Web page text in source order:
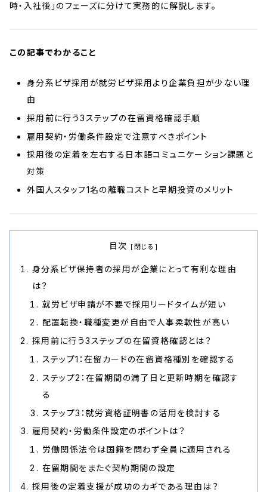
時・入社後」のフェーズに分けて実務的に解説します。
この記事でわかること
身分系ビザ採用が就労ビザ採用より企業負担が少ない理
由
採用前に行う3ステップの在留資格確認手順
雇用契約・労働条件設定で注意すべきポイント
採用後の定着を左右する日本語コミュニケーション課題と
対策
外国人スタッフ1名の離職コストと早期投資のメリット
目次
身分系ビザ保持者の採用が企業にとって有利な理由
は？
就労ビザ申請が不要で採用リードタイムが短い
配置転換・職種変更が自由で人事柔軟性が高い
採用前に行う3ステップの在留資格確認とは？
ステップ1：在留カードの在留資格種別を確認する
ステップ2：在留期間の満了日と更新時期を確認す
る
ステップ3：就労資格証明書の活用を検討する
雇用契約・労働条件設定のポイントは？
労働関係法令は国籍を問わず全員に適用される
在留期間をまたぐ契約期間の設定
採用後の定着支援が成功のカギである理由は？